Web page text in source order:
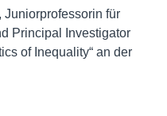
Juniorprofessorin für
Principal Investigator
of Inequality“ an der